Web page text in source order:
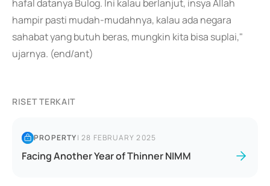
hafal datanya Bulog. Ini kalau berlanjut, insya Allah
hampir pasti mudah-mudahnya, kalau ada negara
sahabat yang butuh beras, mungkin kita bisa suplai,"
ujarnya. (end/ant)
RISET TERKAIT
PROPERTY|28 FEBRUARY 2025
Facing Another Year of Thinner NIMM